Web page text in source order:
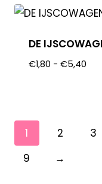
DE
€1,80 - €5,40
1 2 3
9
→